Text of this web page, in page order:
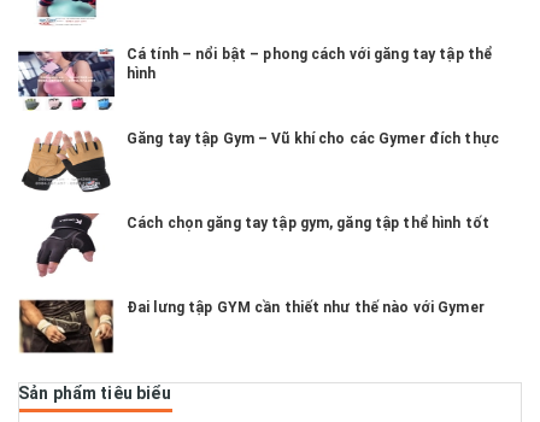
Cá tính – nổi bật – phong cách với găng tay tập thể
hình
Găng tay tập Gym – Vũ khí cho các Gymer đích thực
Cách chọn găng tay tập gym, găng tập thể hình tốt
Đai lưng tập GYM cần thiết như thế nào với Gymer
Sản phẩm tiêu biểu